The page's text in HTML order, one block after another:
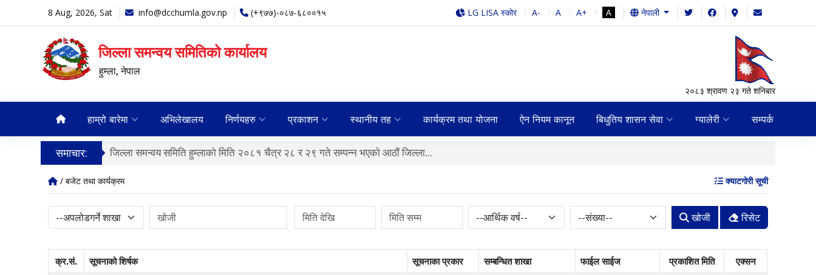
8 Aug, 2026, Sat info@dcchumla.gov.np (+९७७)-०८७-६८००१५ LG LISA स्कोर A- A A+ A नेपाली
जिल्ला समन्वय समितिको कार्यालय
हुम्ला, नेपाल
२०८३ श्रावण २३ गते शनिबार
हाम्रो बारेमा अभिलेखालय निर्णयहरु प्रकाशन स्थानीय तह कार्यक्रम तथा योजना ऐन नियम कानून बिधुतिय शासन सेवा ग्यालेरी सम्पर्क
समाचार: जिल्ला समन्वय समिति हुम्लाकाे मिति २०८१ चैत्र २८ र २९ गते सम्पन्न भएकाे आठाैं जिल्ला...
/ बजेट तथा कार्यक्रम क्याटगोरी सूची
खोजी रिसेट
क्र.सं. सूचनाको शिर्षक सूचनाका प्रकार सम्बन्धित शाखा फाईल साईज प्रकाशित मिति
एक्सन